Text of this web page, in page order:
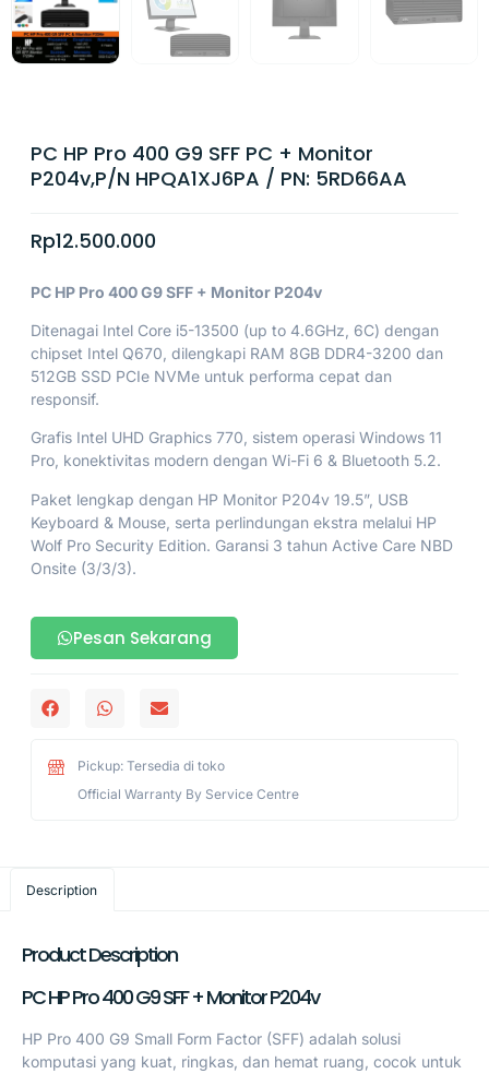
PC HP Pro 400 G9 SFF PC + Monitor
P204v,P/N HPQA1XJ6PA / PN: 5RD66AA
Rp12.500.000
PC HP Pro 400 G9 SFF + Monitor P204v
Ditenagai Intel Core i5-13500 (up to 4.6GHz, 6C) dengan
chipset Intel Q670, dilengkapi RAM 8GB DDR4-3200 dan
512GB SSD PCIe NVMe untuk performa cepat dan
responsif.
Grafis Intel UHD Graphics 770, sistem operasi Windows 11
Pro, konektivitas modern dengan Wi-Fi 6 & Bluetooth 5.2.
Paket lengkap dengan HP Monitor P204v 19.5”, USB
Keyboard & Mouse, serta perlindungan ekstra melalui HP
Wolf Pro Security Edition. Garansi 3 tahun Active Care NBD
Onsite (3/3/3).
Pesan Sekarang
Pickup: Tersedia di toko
Official Warranty By Service Centre
Description
Product Description
PC HP Pro 400 G9 SFF + Monitor P204v
HP Pro 400 G9 Small Form Factor (SFF) adalah solusi
komputasi yang kuat, ringkas, dan hemat ruang, cocok untuk